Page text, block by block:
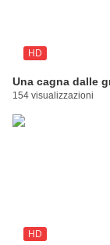
HD
Una cagna dalle
154 visualizzazioni
HD